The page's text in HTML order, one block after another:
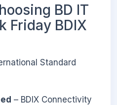
BD IT
Friday BDIX
Standard
– BDIX Connectivity